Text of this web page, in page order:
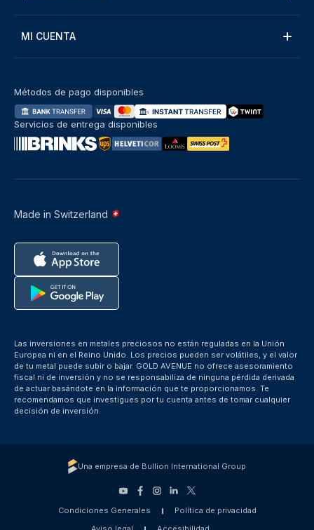
MI CUENTA
Made in Switzerland
Métodos de pago disponibles
Servicios de entrega disponibles
Las inversiones en metales preciosos no están reguladas en la Unión
Europea ni en el Reino Unido. Los precios pueden ser volátiles, y el valor
de tu metal puede subir o bajar. GOLD AVENUE no ofrece asesoramiento
fiscal ni de inversión y no se responsabiliza de ninguna pérdida derivada
de actuar basándote en la información que te proporcionamos. Te
recomendamos que investigues por tu cuenta antes de tomar cualquier
decisión de inversión.
Una empresa de Bullion International Group
Condiciones Generales
Política de privacidad